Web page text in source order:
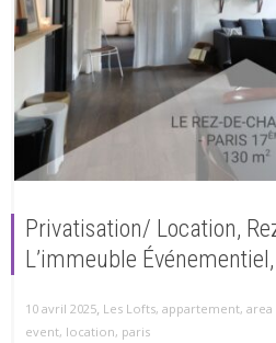
Privatisation/ Location,
L’immeuble
10 avril 2025, Les Lofts, appartement, area
event, location, paris